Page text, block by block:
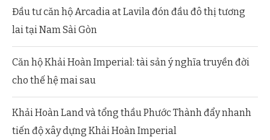
Đầu tư căn hộ Arcadia at Lavila đón đầu đô thị tương
lai tại Nam Sài Gòn
Căn hộ Khải Hoàn Imperial: tài sản ý nghĩa truyền đời
cho thế hệ mai sau
Khải Hoàn Land và tổng thầu Phước Thành đẩy nhanh
tiến độ xây dựng Khải Hoàn Imperial